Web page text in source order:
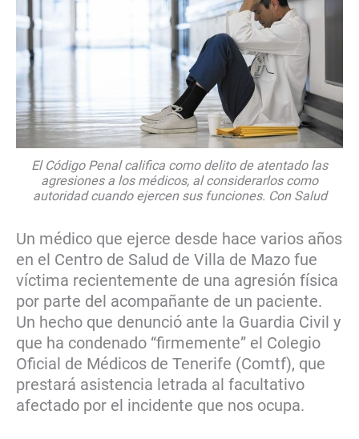
El Código Penal califica como delito de atentado las
agresiones a los médicos, al considerarlos como
autoridad cuando ejercen sus funciones. Con Salud
Un médico que ejerce desde hace varios años
en el Centro de Salud de Villa de Mazo fue
víctima recientemente de una agresión física
por parte del acompañante de un paciente.
Un hecho que denunció ante la Guardia Civil y
que ha condenado “firmemente” el Colegio
Oficial de Médicos de Tenerife (Comtf), que
prestará asistencia letrada al facultativo
afectado por el incidente que nos ocupa.